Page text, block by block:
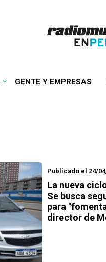
GENTE Y EMPRESAS
Publicado el 24/
La nueva
Se busca
para
director de